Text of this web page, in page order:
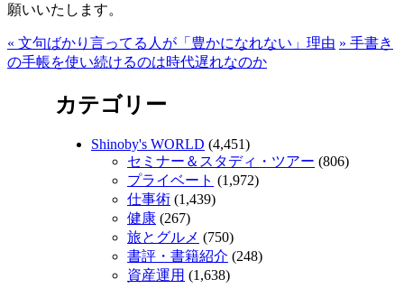
願いいたします。
« 文句ばかり言ってる人が「豊かになれない」理由 » 手書き
の手帳を使い続けるのは時代遅れなのか
カテゴリー
Shinoby's WORLD (4,451)
セミナー＆スタディ・ツアー (806)
プライベート (1,972)
仕事術 (1,439)
健康 (267)
旅とグルメ (750)
書評・書籍紹介 (248)
資産運用 (1,638)